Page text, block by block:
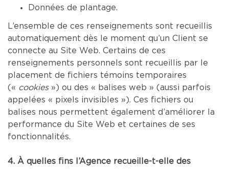
Données de plantage.
L’ensemble de ces renseignements sont recueillis
automatiquement dès le moment qu’un Client se
connecte au Site Web. Certains de ces
renseignements personnels sont recueillis par le
placement de fichiers témoins temporaires
(« cookies») ou des « balises web » (aussi parfois
appelées « pixels invisibles »). Ces fichiers ou
balises nous permettent également d’améliorer la
performance du Site Web et certaines de ses
fonctionnalités.
4. À quelles fins l’Agence recueille-t-elle des